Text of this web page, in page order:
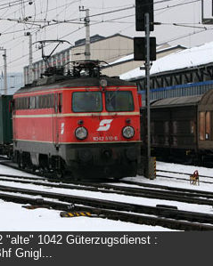
"alte" 1042 Güterzugsdienst :
Gnigl...